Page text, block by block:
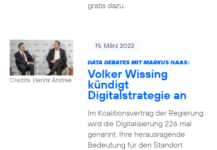
gratis dazu.
Credits: Henrik Andree
15. März 2022
DATA DEBATES MIT MARKUS HAAS:
Volker Wissing
kündigt
Digitalstrategie an
Im Koalitionsvertrag der Regierung
wird die Digitalisierung 226 mal
genannt. Ihre herausragende
Bedeutung für den Standort